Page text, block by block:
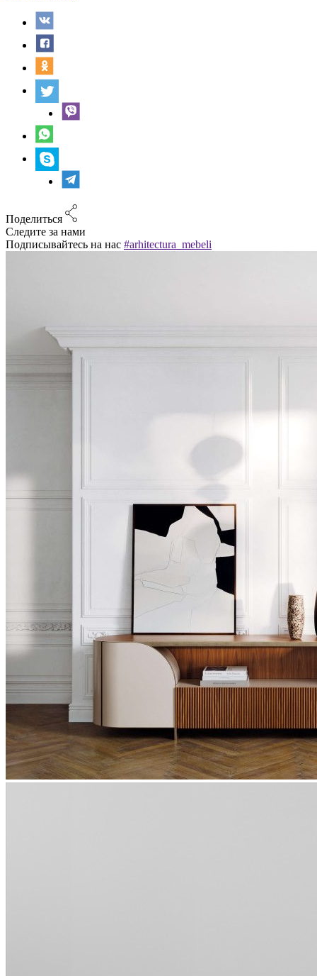
Поделиться
Следите за нами
Подписывайтесь на нас #arhitectura_mebeli